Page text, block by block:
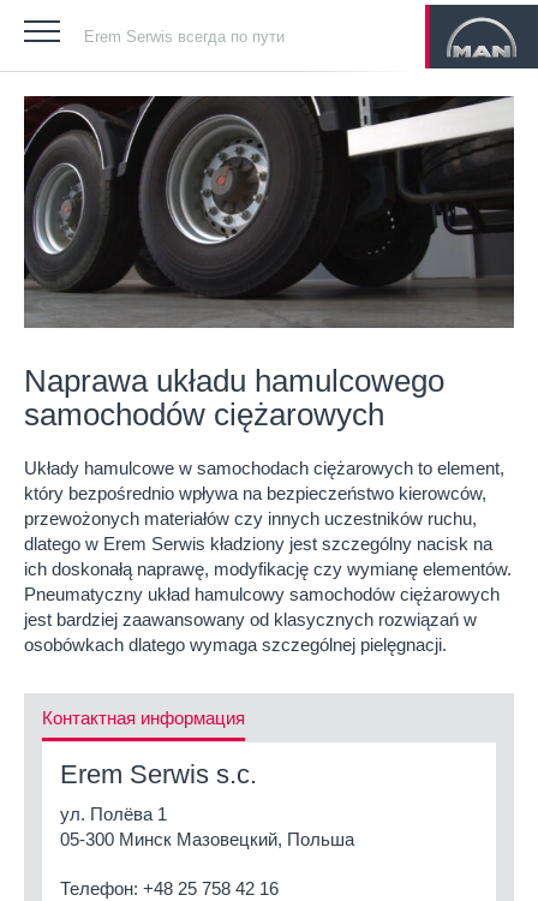
Erem Serwis всегда по пути
Naprawa układu hamulcowego
samochodów ciężarowych
Układy hamulcowe w samochodach ciężarowych to element,
który bezpośrednio wpływa na bezpieczeństwo kierowców,
przewożonych materiałów czy innych uczestników ruchu,
dlatego w Erem Serwis kładziony jest szczególny nacisk na
ich doskonałą naprawę, modyfikację czy wymianę elementów.
Pneumatyczny układ hamulcowy samochodów ciężarowych
jest bardziej zaawansowany od klasycznych rozwiązań w
osobówkach dlatego wymaga szczególnej pielęgnacji.
Контактная информация
Erem Serwis s.c.
ул. Полёва 1
05-300 Минск Мазовецкий, Польша
Телефон: +48 25 758 42 16